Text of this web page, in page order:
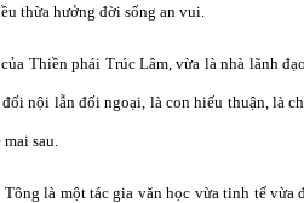
thừa hưởng đời sống an vui.
Thiền phái Trúc Lâm, vừa là nhà lãnh
nội lẫn đối ngoại, là con hiếu thuận, là
sau.
là một tác gia văn học vừa tinh tế vừa